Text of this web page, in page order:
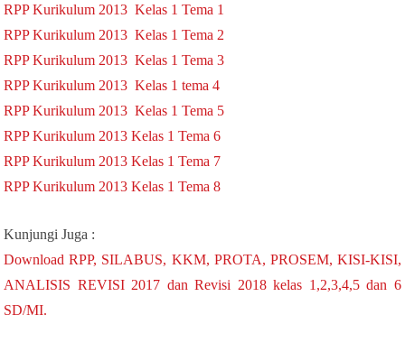
RPP Kurikulum 2013 Kelas 1 Tema 1
RPP Kurikulum 2013 Kelas 1 Tema 2
RPP Kurikulum 2013 Kelas 1 Tema 3
RPP Kurikulum 2013 Kelas 1 tema 4
RPP Kurikulum 2013 Kelas 1 Tema 5
RPP Kurikulum 2013 Kelas 1 Tema 6
RPP Kurikulum 2013 Kelas 1 Tema 7
RPP Kurikulum 2013 Kelas 1 Tema 8
Kunjungi Juga :
Download RPP, SILABUS, KKM, PROTA, PROSEM, KISI-KISI,
ANALISIS REVISI 2017 dan Revisi 2018 kelas 1,2,3,4,5 dan 6
SD/MI.